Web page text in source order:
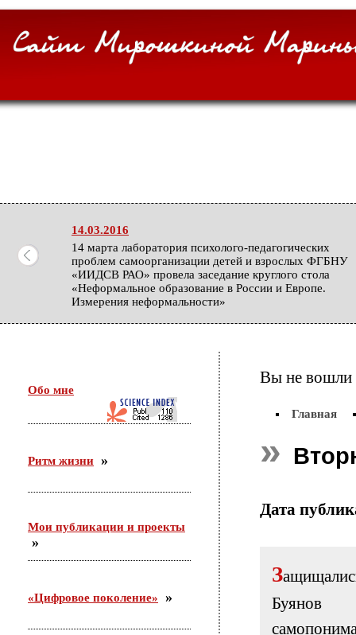
14.03.2016
14 марта лаборатория психолого-педагогических
проблем самоорганизации детей и взрослых ФГБНУ
«ИИДСВ РАО» провела заседание круглого стола
«Неформальное образование в России и Европе.
Измерения неформальности»
26 февраля в г. Орехово-Зуево состоялся круглый
стол по проекту «Сетевое научно-педагогическое
партнерство». Участники — ФГБНУ «ИИДСВ
РАО», ГОО ВПО «ГГТУ», Управление образования
г.о. Орехово-Зуево
25.12.2015
Приняла участие во «II Всероссийском
корчаковском сборе: от практики к моделям
развития педагогического образования». Выступила
с сообщением «Советские педагоги и несоветские
дети. Парадоксы воспитания».
С 26 ноября по 3 декабря участвовала в российско-
германском форуме по неформальному
Обо мне
Ритм жизни
Мои публикации и проекты
«Цифровое поколение»
Вы не вошли
Главная
Дата
З
Буянов